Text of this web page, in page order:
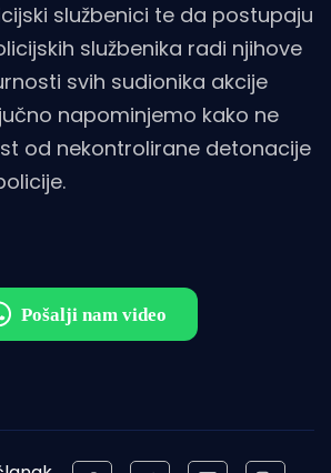
službenici te da postupaju
službenika radi njihove
svih sudionika akcije
napominjemo kako ne
od nekontrolirane detonacije